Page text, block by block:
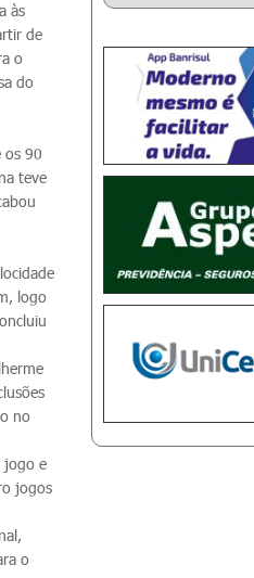
às
de
o
do
os 90
teve
logo
no
jogo e
jogos
o